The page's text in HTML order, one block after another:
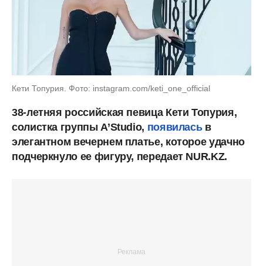
Кети Топурия. Фото: instagram.com/keti_one_official
38-летняя российская певица Кети Топурия,
солистка группы A’Studio, появиласьв
элегантном вечернем платье, которое удачно
подчеркнуло ее фигуру, передает NUR.KZ.